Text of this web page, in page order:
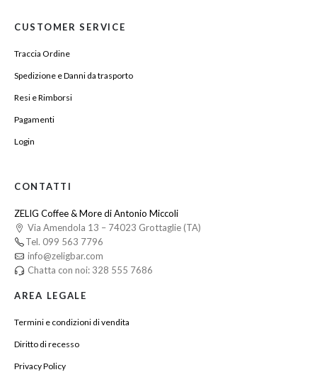
CUSTOMER SERVICE
Traccia Ordine
Spedizione e Danni da trasporto
Resi e Rimborsi
Pagamenti
Login
CONTATTI
ZELIG Coffee & More di Antonio Miccoli
Via Amendola 13 – 74023 Grottaglie (TA)
Tel. 099 563 7796
info@zeligbar.com
Chatta con noi: 328 555 7686
AREA LEGALE
Termini e condizioni di vendita
Diritto di recesso
Privacy Policy